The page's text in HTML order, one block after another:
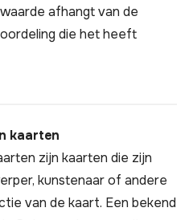
afhangt van de
die het heeft
kaarten
zijn kaarten die zijn
kunstenaar of andere
van de kaart. Een bekend